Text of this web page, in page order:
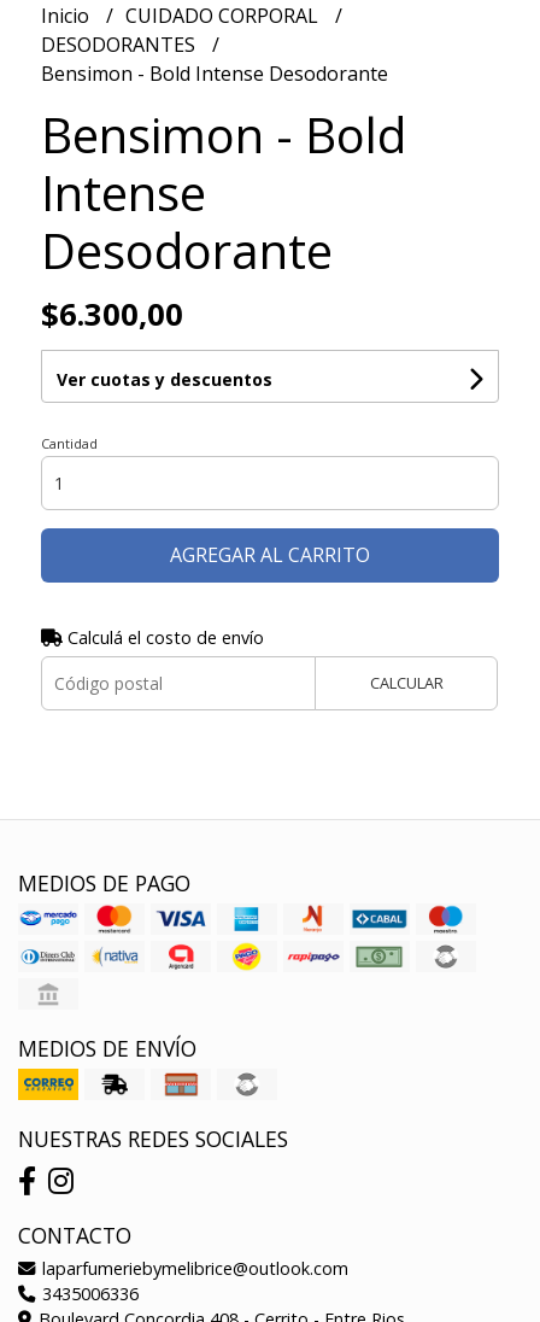
Inicio
CUIDADO CORPORAL
DESODORANTES
Bensimon - Bold Intense Desodorante
Bensimon - Bold
Intense
Desodorante
$6.300,00
Ver cuotas y descuentos
Cantidad
AGREGAR AL CARRITO
Calculá el costo de envío
CALCULAR
MEDIOS DE PAGO
MEDIOS DE ENVÍO
NUESTRAS REDES SOCIALES
CONTACTO
laparfumeriebymelibrice@outlook.com
3435006336